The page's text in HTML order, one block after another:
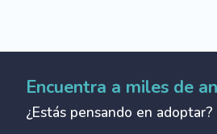
Encuentra a miles de
¿Estás pensando en